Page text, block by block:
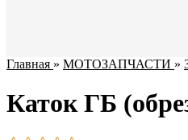
Главная » МОТОЗАПЧАСТИ »
Каток ГБ